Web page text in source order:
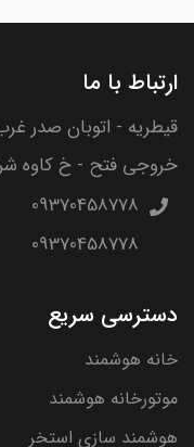
ارتباط با ما
قیطریه - اتوبان صدر
خروجی فتح - خ کاوه شرقی
09370458778
09370458778
دسترسی سریع
خانه هوشمند
موتورخانه هوشمند
هوشمند سازی استخر